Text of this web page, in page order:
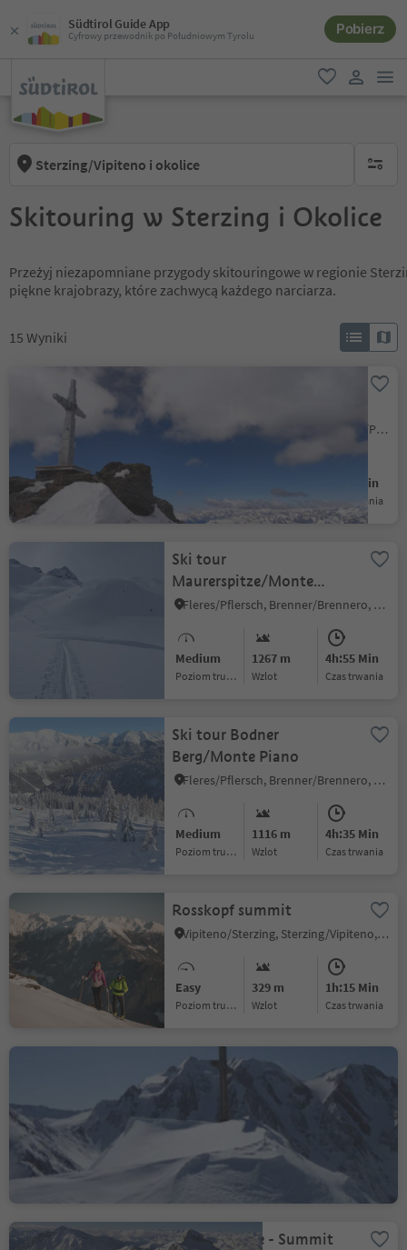
Südtirol Guide App
Cyfrowy przewodnik po Południowym Tyrolu Pobierz
ulubione
Sterzing/Vipiteno i okolice brak
Skitouring w Sterzing i Okolice
Przeżyj niezapomniane przygody skitouringowe w regionie
piękne krajobrazy, które zachwycą każdego narciarza.
15 Wyniki
S. Giacomo/St. Jakob - Val di Vizze/Pfitsch, Pfitsch/Val di Vizze, Sterzing/Vipiteno and environs
5h:34 Min
czas trwania
Ski tour
Maurerspitze/Monte
Muro
Fleres/Pflersch, Brenner/Brennero, Sterzing/Vipiteno and environs
Medium
Poziom trudności
1267 m
Wzlot
4h:55 Min
czas trwania
Ski tour Bodner
Berg/Monte Piano
Fleres/Pflersch, Brenner/Brennero, Sterzing/Vipiteno and environs
Medium
Poziom trudności
1116 m
Wzlot
4h:35 Min
czas trwania
Rosskopf summit
Vipiteno/Sterzing, Sterzing/Vipiteno, Sterzing/Vipiteno and environs
Easy
Poziom trudności
329 m
Wzlot
1h:15 Min
czas trwania
Rotbachl - Summit ski
tour
Medium 1357 m
czas trwania
Wildseespitze - Summit